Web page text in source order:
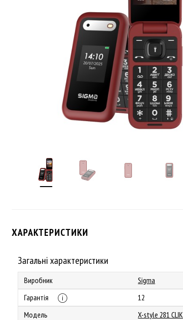
ХАРАКТЕРИСТИКИ
Загальні характеристики
Виробник
Sigma
Гарантія
12
Модель
X-style 281 CLIK